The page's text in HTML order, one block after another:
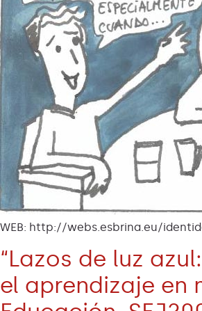
WEB: http://webs.esbrina.eu/
“Lazos de luz
el aprendizaje en